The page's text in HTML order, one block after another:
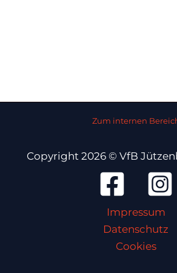
Zum internen
Copyright 2026 © VfB
Impressum
Datenschutz
Cookies